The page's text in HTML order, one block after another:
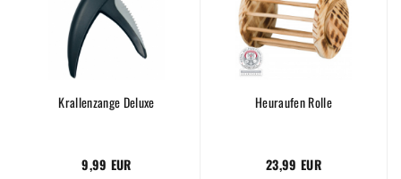
Krallenzange Deluxe
9,99 EUR
Heuraufen Rolle
23,99 EUR